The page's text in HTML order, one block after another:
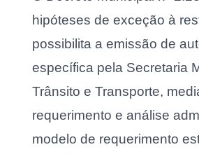
hipóteses de exceção à
possibilita a emissão de
específica pela Secretaria
Trânsito e Transporte,
requerimento e análise
modelo de requerimento